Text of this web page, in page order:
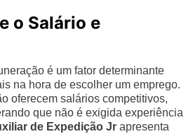
o Salário e
é um fator determinante
na hora de escolher um emprego.
oferecem salários competitivos,
que não é exigida experiência
de Expedição Jr apresenta